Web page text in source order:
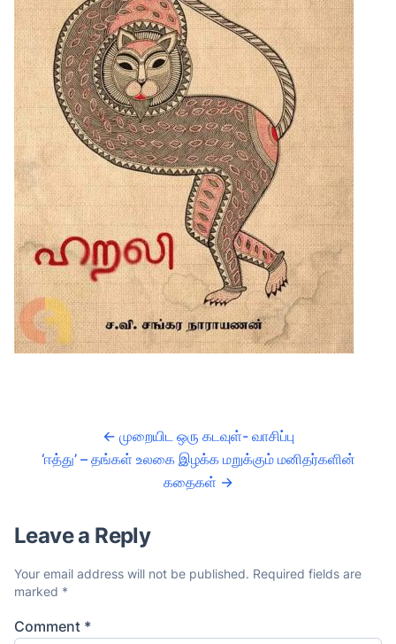
← முறையிட ஒரு கடவுள்- வாசிப்பு
‘ஈத்து’ – தங்கள் உலகை இழக்க மறுக்கும் மனிதர்களின்
கதைகள் →
Leave a Reply
Your email address will not be published. Required fields are
marked *
Comment *